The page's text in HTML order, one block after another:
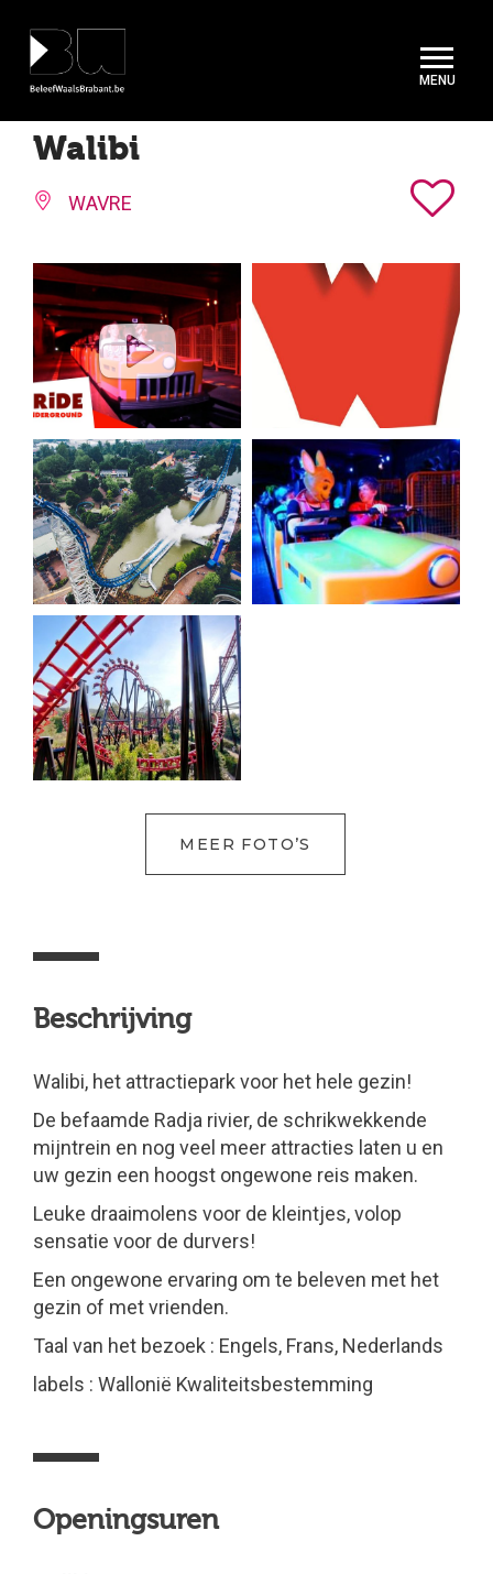
Walibi
WAVRE
MEER FOTO’S
Beschrijving
Walibi, het attractiepark voor het hele gezin!
De befaamde Radja rivier, de schrikwekkende
mijntrein en nog veel meer attracties laten u en
uw gezin een hoogst ongewone reis maken.
Leuke draaimolens voor de kleintjes, volop
sensatie voor de durvers!
Een ongewone ervaring om te beleven met het
gezin of met vrienden.
Taal van het bezoek : Engels, Frans, Nederlands
labels : Wallonië Kwaliteitsbestemming
Openingsuren